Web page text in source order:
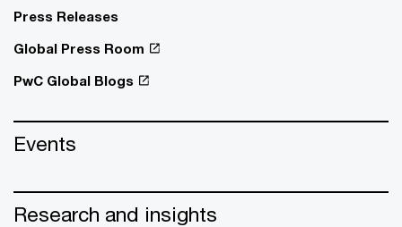
Press Releases
Global Press Room
PwC Global Blogs
Events
Research and insights